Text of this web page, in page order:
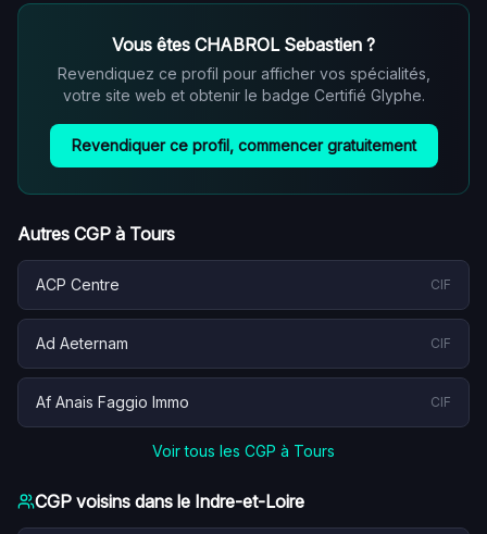
Vous êtes CHABROL Sebastien ?
Revendiquez ce profil pour afficher vos spécialités,
votre site web et obtenir le badge Certifié Glyphe.
Revendiquer ce profil, commencer gratuitement
Autres CGP à Tours
ACP Centre CIF
Ad Aeternam CIF
Af Anais Faggio Immo CIF
Voir tous les CGP à Tours
CGP voisins dans le Indre-et-Loire